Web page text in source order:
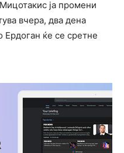
ја промени
вчера, два дена
Ердоган ќе се сретне